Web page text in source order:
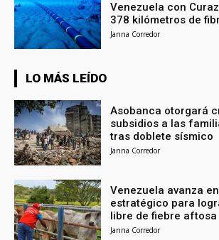
Venezuela con
378 kilómetros de
Janna Corredor
LO MÁS LEÍDO
Asobanca otorgará
subsidios a las
tras doblete sísmico
Janna Corredor
Venezuela avanza
estratégico para
libre de fiebre aftosa
Janna Corredor